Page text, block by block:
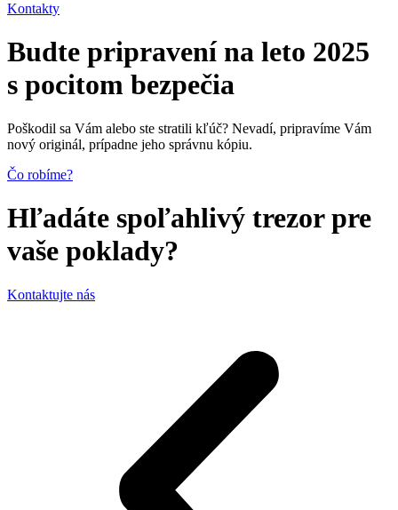
Kontakty
Budte pripravení na leto 2025
s pocitom bezpečia
Poškodil sa Vám alebo ste stratili kľúč? Nevadí, pripravíme Vám
nový originál, prípadne jeho správnu kópiu.
Čo robíme?
Hľadáte spoľahlivý trezorpre
vaše poklady?
Kontaktujte nás